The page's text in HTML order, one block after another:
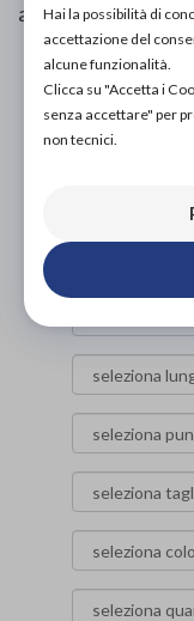
anche per i
PROVA E
DA 38,00€
PROVA E
ACQUISTA
NON
Hai la possibilità di
accettazione del
alcune funzionalità.
Clicca su "Accetta i
senza accettare" per
non tecnici.